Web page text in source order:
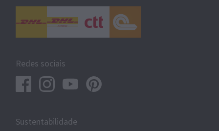
Redes sociais
Sustentabilidade